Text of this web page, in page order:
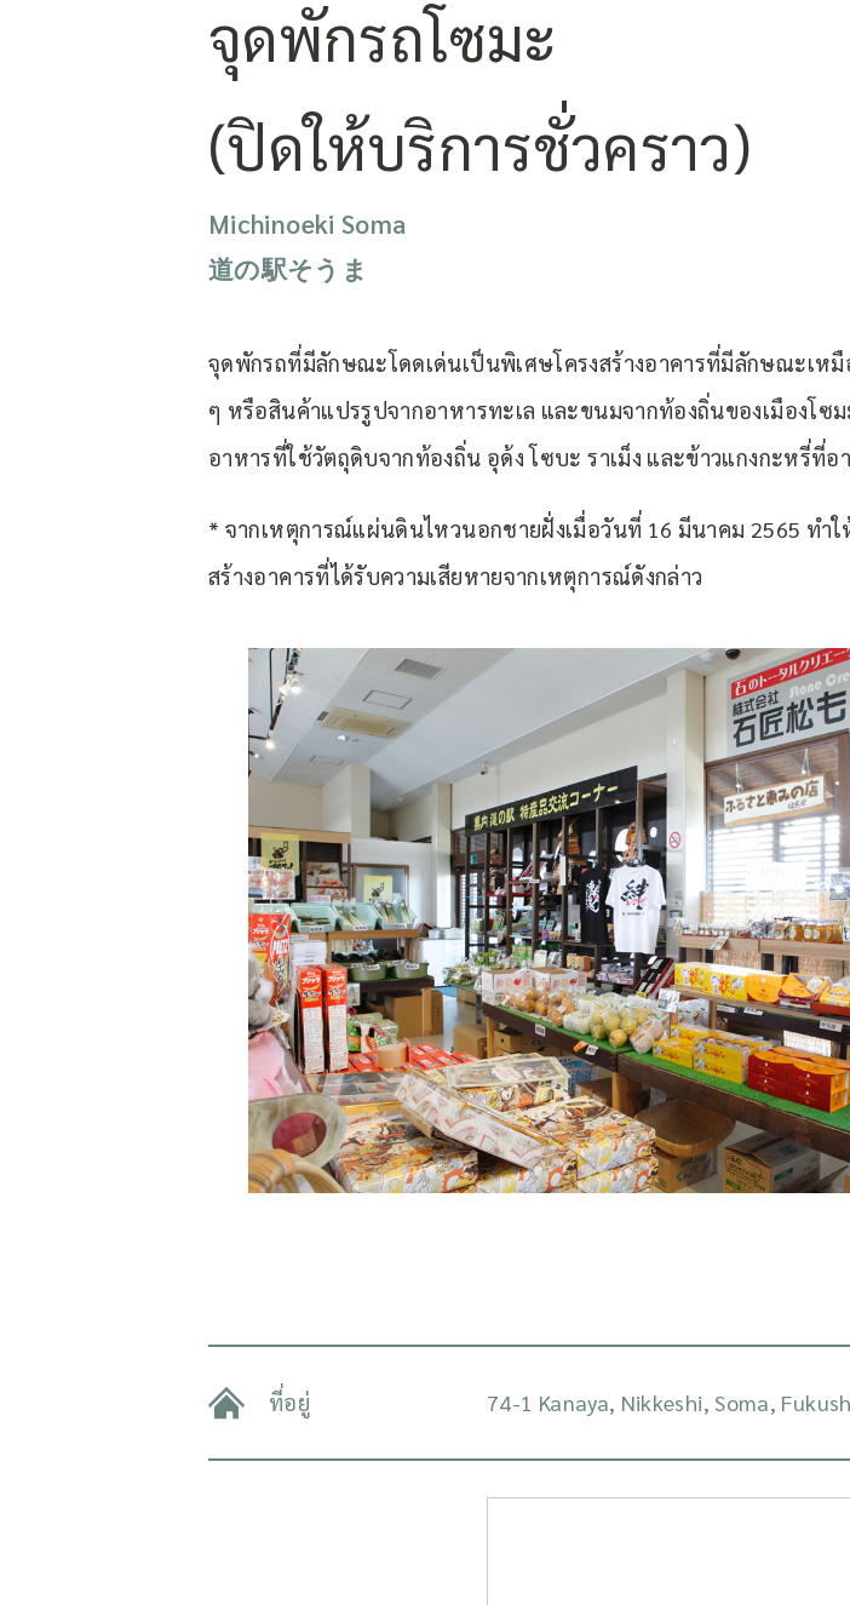
จุดพักรถโซมะ
(ปิดให้บริการชั่วคราว)
Michinoeki Soma
道の駅そうま
จุดพักรถที่มีลักษณะโดดเด่นเป็นพิเศษโครงสร้างอาคารที่มีลักษณะเห
ๆ หรือสินค้าแปรรูปจากอาหารทะเล และขนมจากท้องถิ่นของเมืองโ
อาหารที่ใช้วัตถุดิบจากท้องถิ่น อุด้ง โซบะ ราเม็ง และข้าวแกงกะหรี่ที่
* จากเหตุการณ์แผ่นดินไหวนอกชายฝั่งเมื่อวันที่ 16 มีนาคม 2565 ท
สร้างอาคารที่ได้รับความเสียหายจากเหตุการณ์ดังกล่าว
ที่อยู่ 74-1 Kanaya, Nikkeshi, Soma,